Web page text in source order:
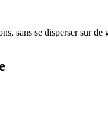
sans se disperser sur de